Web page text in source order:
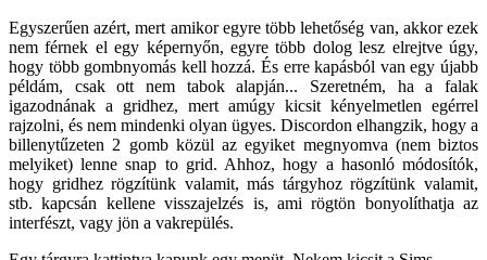
Egyszerűen azért, mert amikor egyre több lehetőség van, akkor ezek
nem férnek el egy képernyőn, egyre több dolog lesz elrejtve úgy,
hogy több gombnyomás kell hozzá. És erre kapásból van egy újabb
példám, csak ott nem tabok alapján... Szeretném, ha a falak
igazodnának a gridhez, mert amúgy kicsit kényelmetlen egérrel
rajzolni, és nem mindenki olyan ügyes. Discordon elhangzik, hogy a
billenytűzeten 2 gomb közül az egyiket megnyomva (nem biztos
melyiket) lenne snap to grid. Ahhoz, hogy a hasonló módosítók,
hogy gridhez rögzítünk valamit, más tárgyhoz rögzítünk valamit,
stb. kapcsán kellene visszajelzés is, ami rögtön bonyolíthatja az
interfészt, vagy jön a vakrepülés.